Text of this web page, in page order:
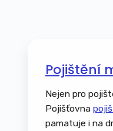
Pojištění
Nejen pro
Pojišťovna
pamatuje i na